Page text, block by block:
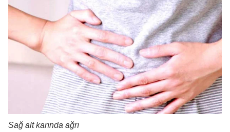
Sağ alt karında ağrı